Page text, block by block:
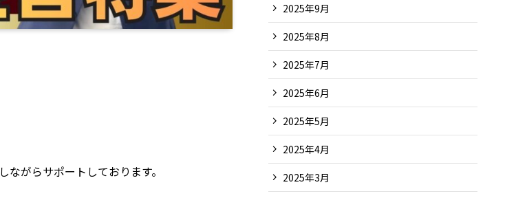
しながらサポートしております。
2025年9月
2025年8月
2025年7月
2025年6月
2025年5月
2025年4月
2025年3月